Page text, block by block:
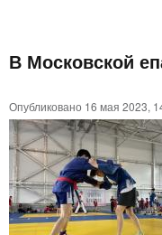
В Московской
Опубликовано 16 мая 2023,